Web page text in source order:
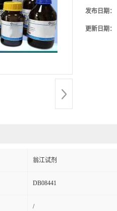
发布日期：
更新日期：
翁江试剂
DB08441
/